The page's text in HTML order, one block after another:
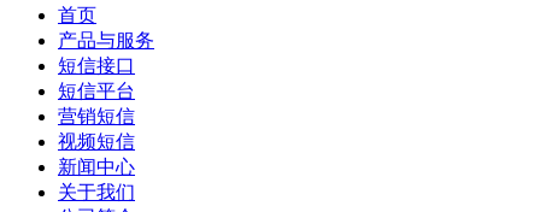
首页
产品与服务
短信接口
短信平台
营销短信
视频短信
新闻中心
关于我们